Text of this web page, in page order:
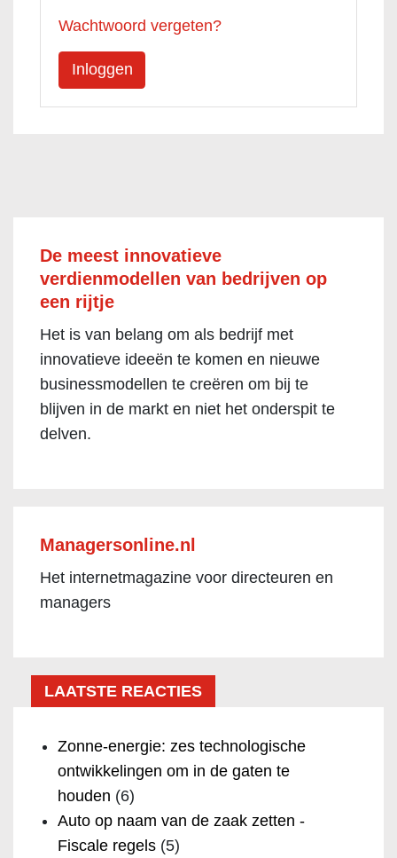
Wachtwoord vergeten?
De meest innovatieve
verdienmodellen van bedrijven op
een rijtje
Het is van belang om als bedrijf met
innovatieve ideeën te komen en nieuwe
businessmodellen te creëren om bij te
blijven in de markt en niet het onderspit te
delven.
Managersonline.nl
Het internetmagazine voor directeuren en
managers
LAATSTE REACTIES
Zonne-energie: zes technologische
ontwikkelingen om in de gaten te
houden (6)
Auto op naam van de zaak zetten -
Fiscale regels (5)